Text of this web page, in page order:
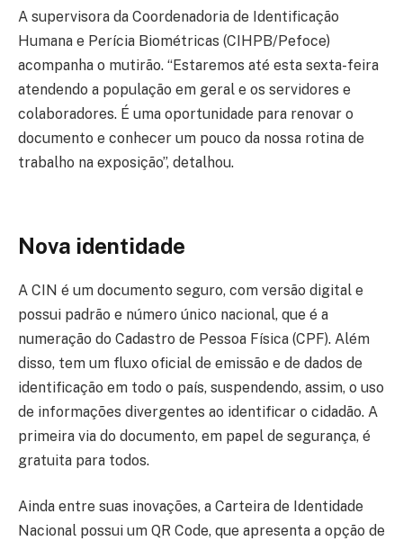
A supervisora da Coordenadoria de Identificação
Humana e Perícia Biométricas (CIHPB/Pefoce)
acompanha o mutirão. “Estaremos até esta sexta-feira
atendendo a população em geral e os servidores e
colaboradores. É uma oportunidade para renovar o
documento e conhecer um pouco da nossa rotina de
trabalho na exposição”, detalhou.
Nova identidade
A CIN é um documento seguro, com versão digital e
possui padrão e número único nacional, que é a
numeração do Cadastro de Pessoa Física (CPF). Além
disso, tem um fluxo oficial de emissão e de dados de
identificação em todo o país, suspendendo, assim, o uso
de informações divergentes ao identificar o cidadão. A
primeira via do documento, em papel de segurança, é
gratuita para todos.
Ainda entre suas inovações, a Carteira de Identidade
Nacional possui um QR Code, que apresenta a opção de